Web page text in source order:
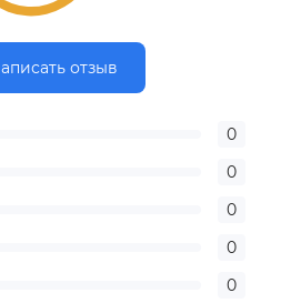
отзыв
0
0
0
0
0